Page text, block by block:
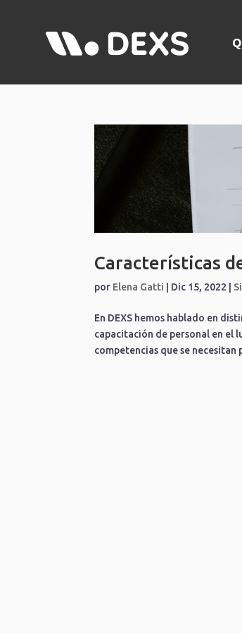
Características
por Elena Gatti Dic 15, 2022
En DEXS hemos hablado en
capacitación de personal en el
competencias que se necesitan